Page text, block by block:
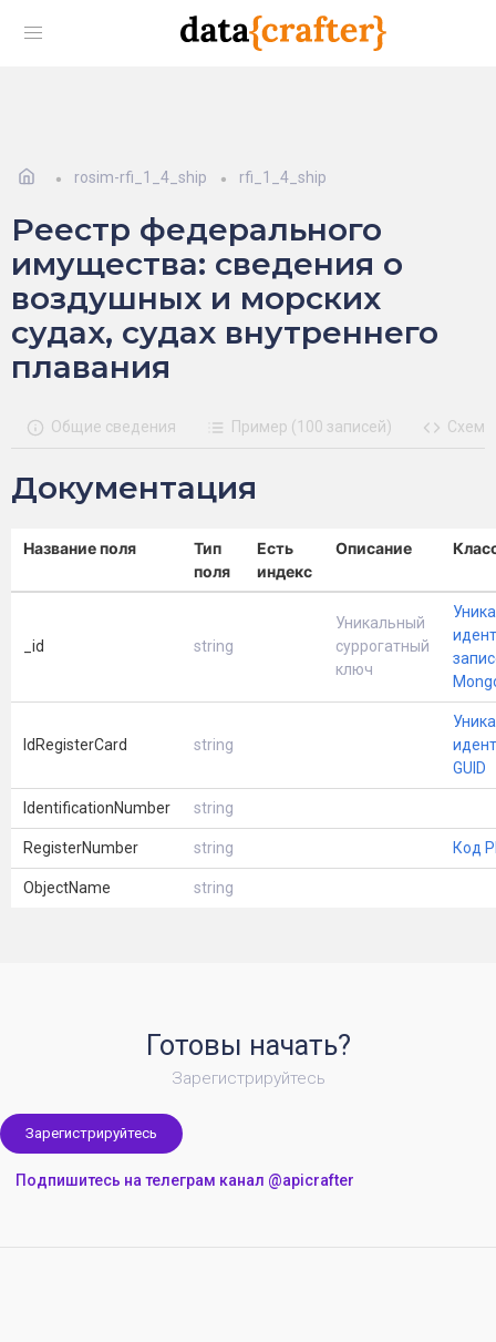
rosim-rfi_1_4_ship rfi_1_4_ship
Реестр федерального
имущества: сведения о
воздушных и морских
судах, судах внутреннего
плавания
Общие сведения Пример (100 записей) Схема
Документация
Название поля
Тип
поля
Есть
индекс
Описание
_id string
Уникальный
суррогатный
ключ
IdRegisterCard string
GUID
IdentificationNumber string
RegisterNumber string Код
ObjectName string
Готовы начать?
Зарегистрируйтесь
Зарегистрируйтесь
Подпишитесь на телеграм канал @apicrafter